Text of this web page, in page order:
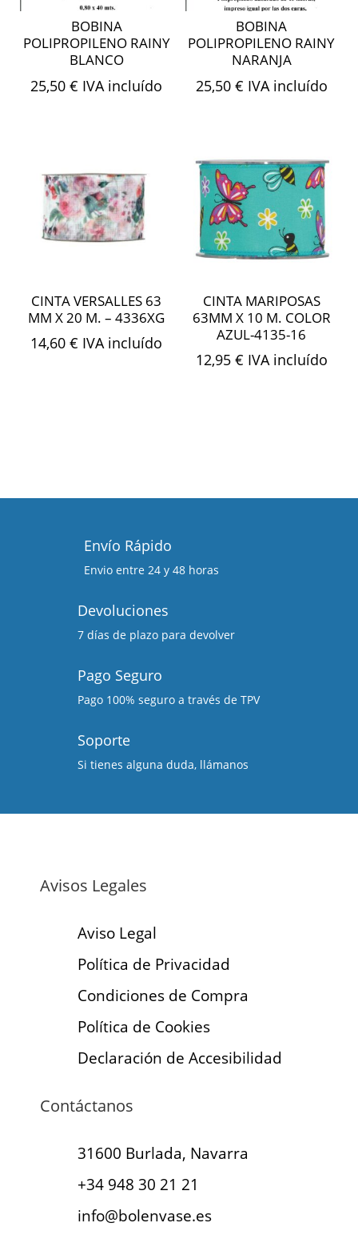
BOBINA
POLIPROPILENO RAINY
BLANCO
25,50€ IVA incluído
BOBINA
POLIPROPILENO RAINY
NARANJA
25,50 € IVA incluído
CINTA VERSALLES 63
MM X 20 M. – 4336XG
14,60€ IVA incluído
CINTA MARIPOSAS
63MM X 10 M. COLOR
AZUL-4135-16
12,95 € IVA incluído
Envío Rápido
Envio entre 24 y 48 horas
Devoluciones
7 días de plazo para devolver
Pago Seguro
Pago 100% seguro a través de TPV
Soporte
Si tienes alguna duda, llámanos
Avisos Legales
Aviso Legal
Política de Privacidad
Condiciones de Compra
Política de Cookies
Declaración de Accesibilidad
Contáctanos
31600 Burlada, Navarra
+34 948 30 21 21
info@bolenvase.es